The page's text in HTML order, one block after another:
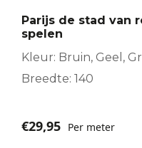
Parijs de stad van
spelen
Kleur: Bruin, Geel,
Breedte: 140
€29,95 Per meter